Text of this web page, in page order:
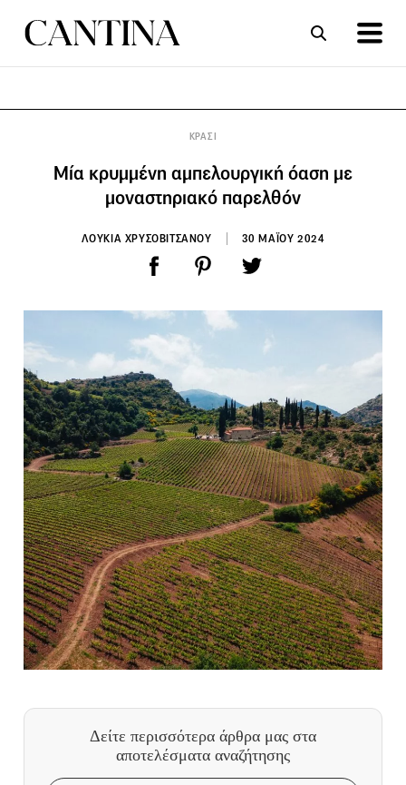
ΚΡΑΣΙ
Μία κρυμμένη αμπελουργική όαση με
μοναστηριακό παρελθόν
ΛΟΥΚΙΑ ΧΡΥΣΟΒΙΤΣΑΝΟΥ 30 ΜΑΪΟΥ 2024
Δείτε περισσότερα άρθρα μας στα
αποτελέσματα αναζήτησης